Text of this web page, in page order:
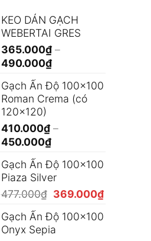
KEO DÁN GẠCH
WEBERTAI GRES
365.000₫ –
490.000₫Khoảng
từ
365.000₫
490.000₫
Gạch Ấn Độ 100x100
Roman Crema (có
120x120)
410.000₫ –
450.000₫Khoảng
từ
410.000₫
đến
450.000₫
Gạch Ấn Độ 100x100
Piaza Silver
477.000₫ Giá
là:
477.000₫.
369.000₫Giá
tại
Gạch Ấn Độ 100x100
Onyx Sepia